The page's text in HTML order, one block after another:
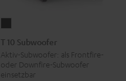
10
Subwoofer
Schwarz
T 10 Subwoofer
Aktiv-Subwoofer: als Frontfire-
oder Downfire-Subwoofer
einsetzbar